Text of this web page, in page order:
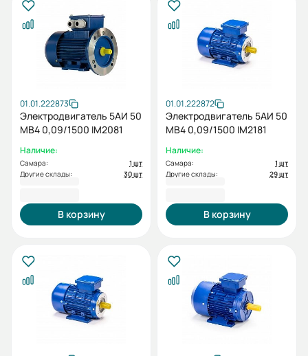
01.01.222873
Электродвигатель 5АИ 50
МВ4 0,09/1500 IM2081
Наличие:
Самара:
1 шт
Другие склады:
30 шт
В корзину
01.01.222872
Электродвигатель 5АИ 50
МВ4 0,09/1500 IM2181
Наличие:
Самара:
1 шт
Другие склады:
29 шт
В корзину